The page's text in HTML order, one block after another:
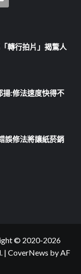
轉行拍片」揭驚人
:修法速度快得不
誤修法將讓紙菸銷
© 2020-2026
| CoverNews by AF